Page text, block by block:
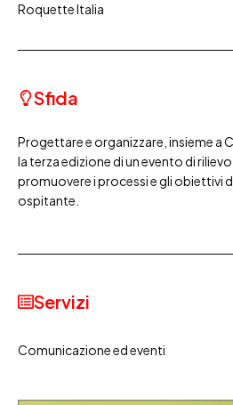
Roquette Italia
Sfida
Progettare e organizzare, insieme a
la terza edizione di un evento di
promuovere i processi e gli obiettivi
ospitante.
Servizi
Comunicazione ed eventi